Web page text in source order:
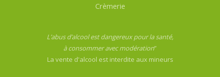
Crèmerie
L’abus d’alcool est dangereux pour la santé,
à consommer avec modération”
La vente d'alcool est interdite aux mineurs